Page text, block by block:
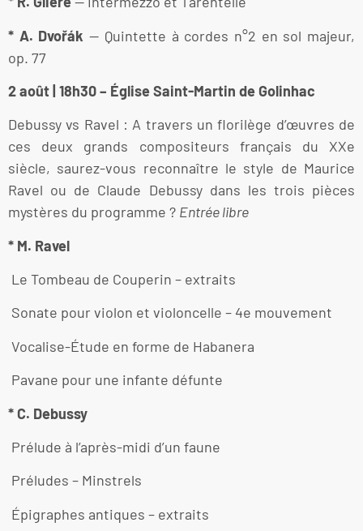
* A. Dvořák — Quintette à cordes n°2 en sol majeur,
op. 77
2 août | 18h30 – Église Saint-Martin de Golinhac
Debussy vs Ravel : A travers un florilège d’œuvres de
ces deux grands compositeurs français du XXe
siècle, saurez-vous reconnaître le style de Maurice
Ravel ou de Claude Debussy dans les trois pièces
mystères du programme ? Entrée libre
* M. Ravel
Le Tombeau de Couperin – extraits
Sonate pour violon et violoncelle – 4e mouvement
Vocalise-Étude en forme de Habanera
Pavane pour une infante défunte
* C. Debussy
Prélude à l’après-midi d’un faune
Préludes – Minstrels
Épigraphes antiques – extraits